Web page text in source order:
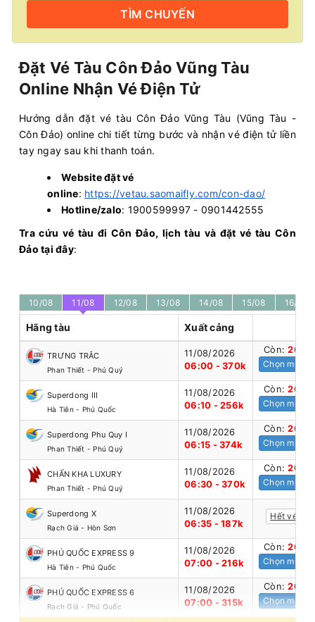
TÌM CHUYẾN
Đặt Vé Tàu Côn Đảo Vũng Tàu
Online Nhận Vé Điện Tử
Hướng dẫn đặt vé tàu Côn Đảo Vũng Tàu (Vũng Tàu -
Côn Đảo) online chi tiết từng bước và nhận vé điện tử liền
tay ngay sau khi thanh toán.
Website đặt vé
online: https://vetau.saomaifly.com/con-dao/
Hotline/zalo: 1900599997 - 0901442555
Tra cứu vé tàu đi Côn Đảo, lịch tàu và đặt vé tàu Côn
Đảo tại đây:
10/08 11/08 12/08 13/08 14/08 15/08 16/08
Hãng tàu Xuất cảng
TRƯNG TRẮC
Phan Thiết - Phú Quý
11/08/2026
06:00 - 370k
Còn:20
Chọn mua
Superdong III
Hà Tiên - Phú Quốc
11/08/2026
06:10 - 256k
Còn:20
Chọn mua
Superdong Phu Quy I
Phan Thiết - Phú Quý
11/08/2026
06:15 - 374k
Còn:20
Chọn mua
CHẤN KHA LUXURY
Phan Thiết - Phú Quý
11/08/2026
06:30 - 370k
Còn:20
Chọn mua
Superdong X
Rạch Giá - Hòn Sơn
11/08/2026
06:35 - 187k
Hết vé
PHÚ QUỐC EXPRESS 9
Hà Tiên - Phú Quốc
11/08/2026
07:00 - 216k
Còn:20
Chọn mua
PHÚ QUỐC EXPRESS 6
Rạch Giá - Phú Quốc
11/08/2026
07:00 - 315k
Còn:20
Chọn mua